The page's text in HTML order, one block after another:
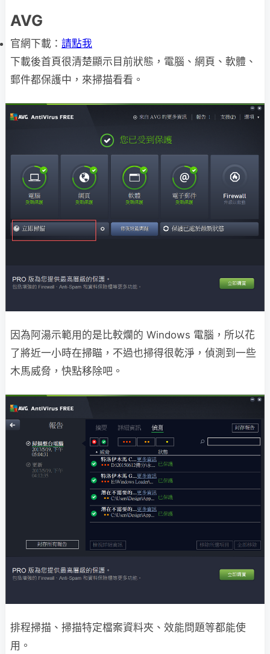
AVG
官網下載： 請點我
下載後首頁很清楚顯示目前狀態，電腦、網頁、軟體、
郵件都保護中，來掃描看看。
因為阿湯示範用的是比較爛的 Windows 電腦，所以花
了將近一小時在掃瞄，不過也掃得很乾淨，偵測到一些
木馬威脅，快點移除吧。
排程掃描、掃描特定檔案資料夾、效能問題等都能使
用。